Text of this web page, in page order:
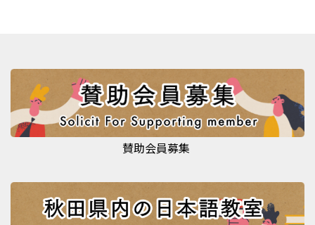
賛助会員募集